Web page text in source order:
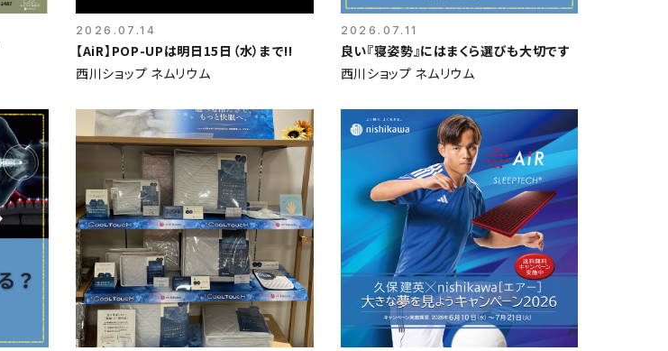
2026.07.14
【AiR】POP-UPは明日15日（水）まで‼️
西川ショップ ネムリウム
2026.07.11
良い『寝姿勢』にはまくら選びも大切です
西川ショップ ネムリウム